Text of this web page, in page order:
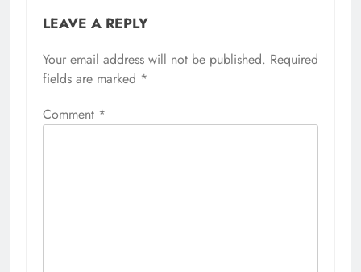
LEAVE A REPLY
Your email address will not be published. Required
fields are marked *
Comment *